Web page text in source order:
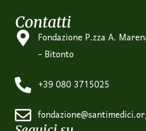
Contatti
Fondazione P.zza A.
- Bitonto
+39 080 3715025